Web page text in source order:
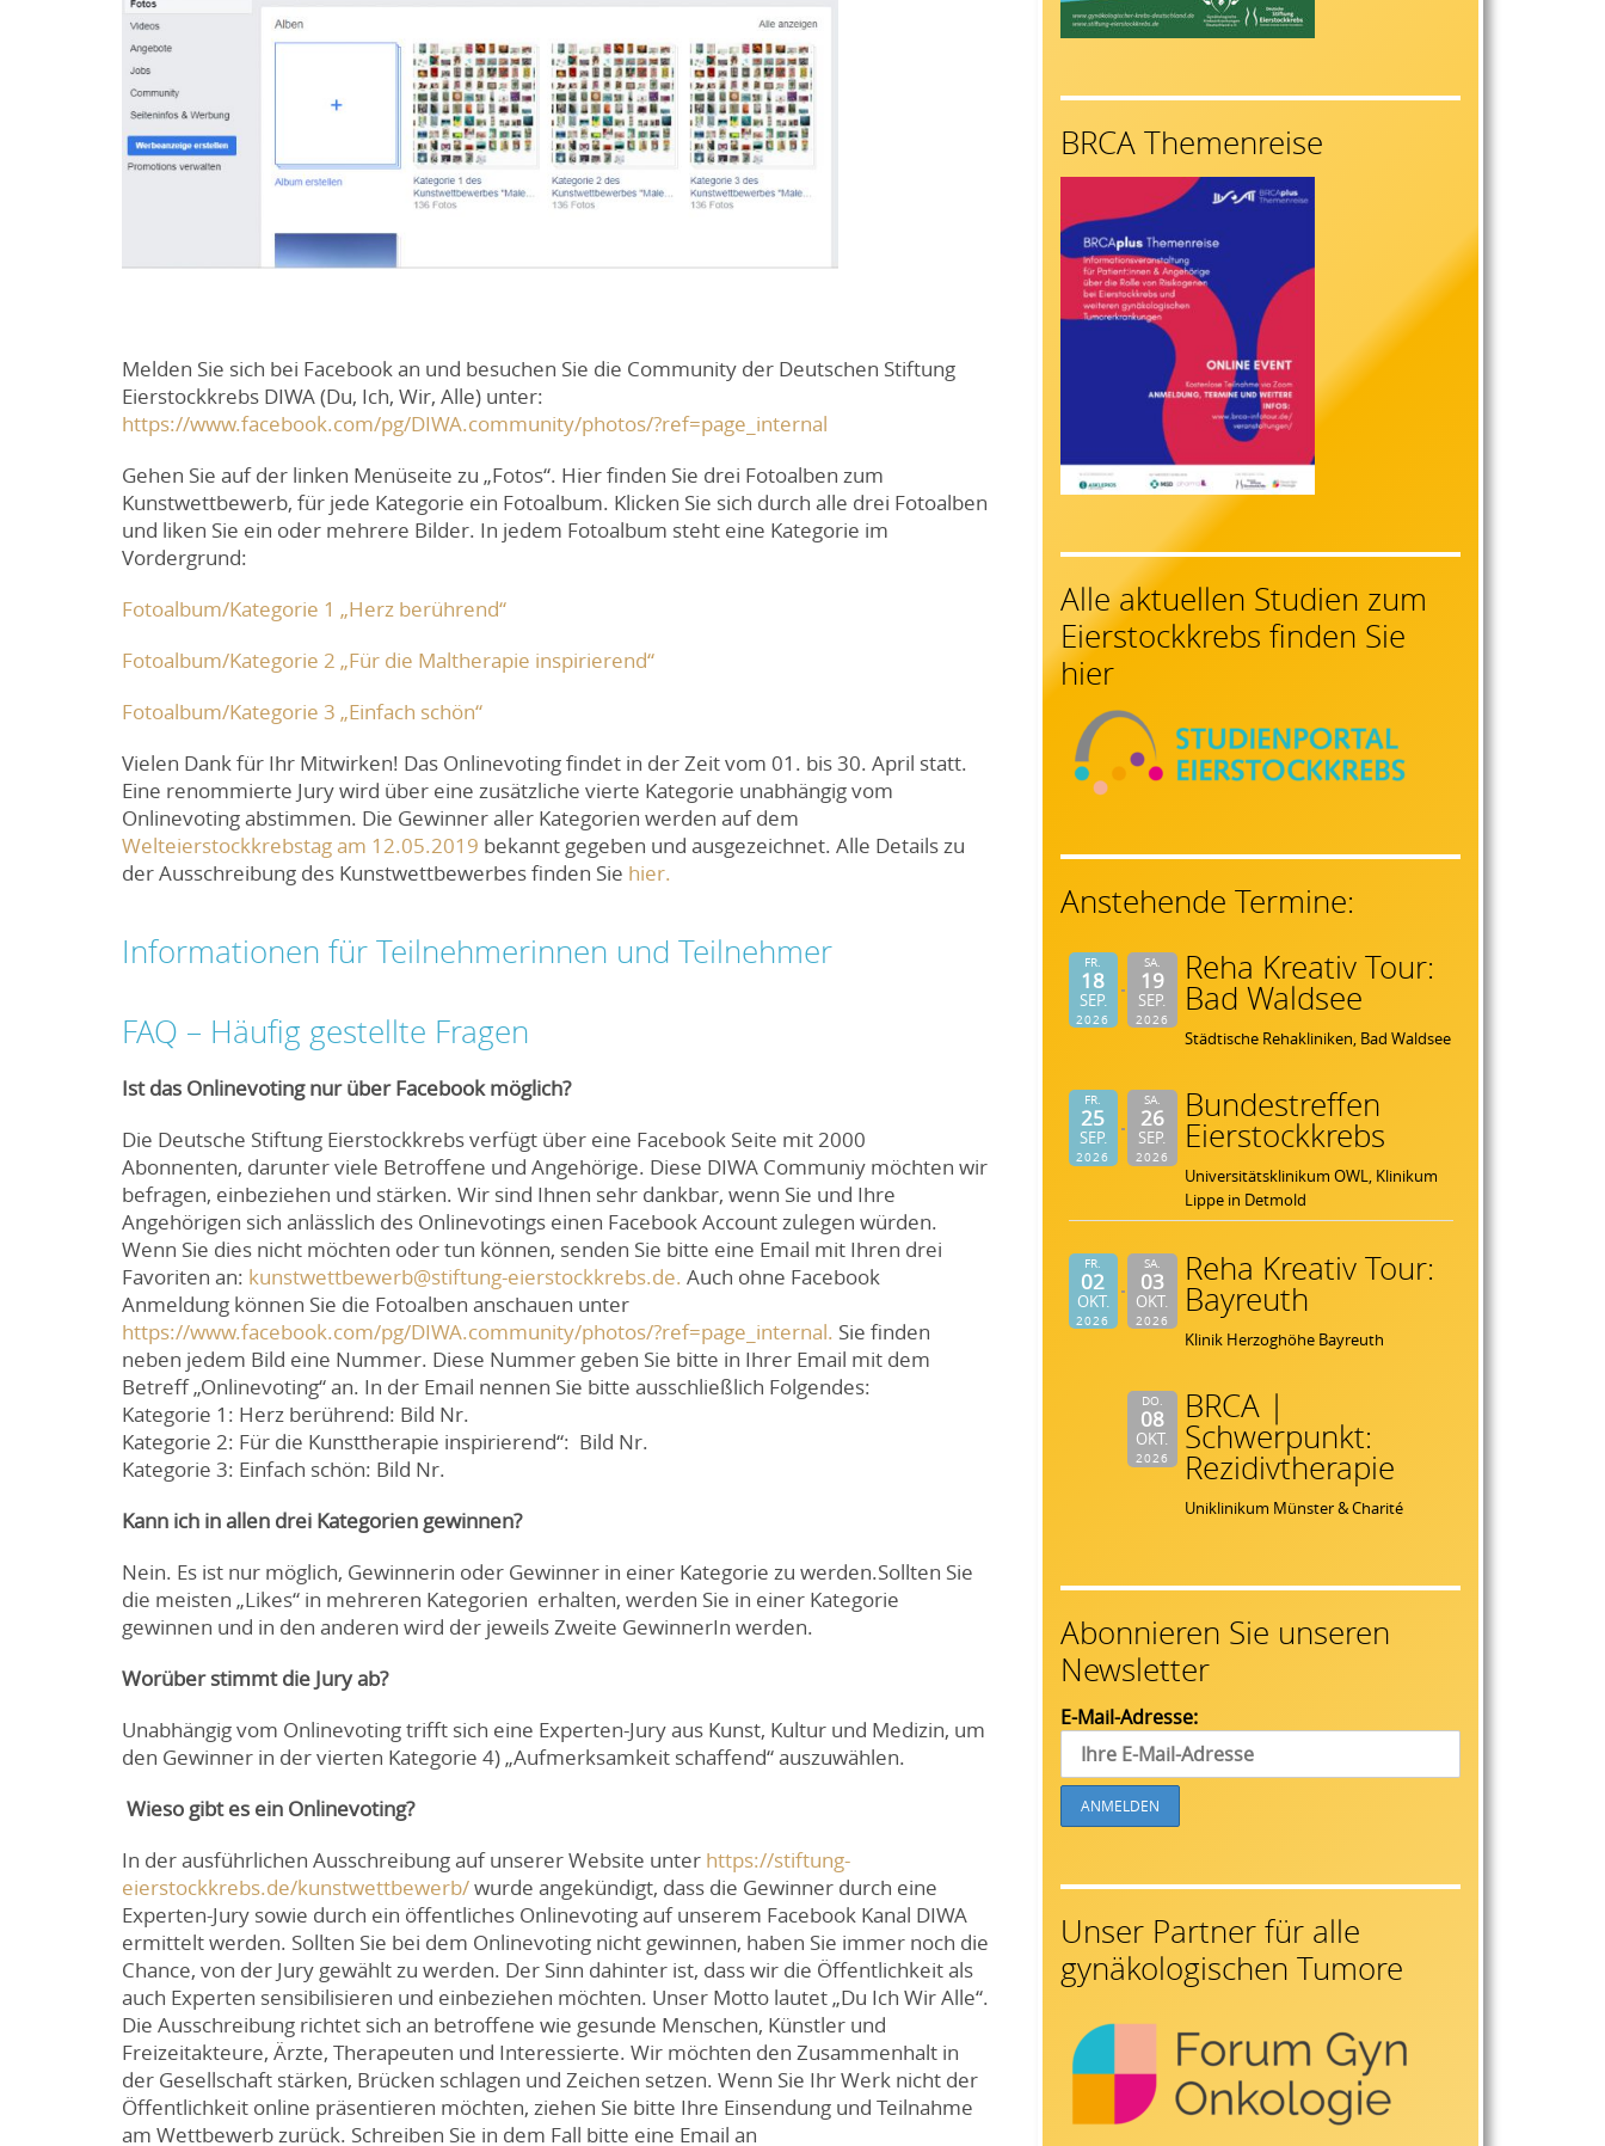
Melden Sie sich bei Facebook an und besuchen Sie die Community der Deutschen Stiftung
Eierstockkrebs DIWA (Du, Ich, Wir, Alle) unter:
https://www.facebook.com/pg/DIWA.community/photos/?ref=page_internal
Gehen Sie auf der linken Menüseite zu „Fotos“. Hier finden Sie drei Fotoalben zum
Kunstwettbewerb, für jede Kategorie ein Fotoalbum. Klicken Sie sich durch alle drei Fotoalben
und liken Sie ein oder mehrere Bilder. In jedem Fotoalbum steht eine Kategorie im
Vordergrund:
Fotoalbum/Kategorie 1 „Herz berührend“
Fotoalbum/Kategorie 2 „Für die Maltherapie inspirierend“
Fotoalbum/Kategorie 3 „Einfach schön“
Vielen Dank für Ihr Mitwirken! Das Onlinevoting findet in der Zeit vom 01. bis 30. April statt.
Eine renommierte Jury wird über eine zusätzliche vierte Kategorie unabhängig vom
Onlinevoting abstimmen. Die Gewinner aller Kategorien werden auf dem
Welteierstockkrebstag am 12.05.2019 bekannt gegeben und ausgezeichnet. Alle Details zu
der Ausschreibung des Kunstwettbewerbes finden Sie hier.
Informationen für Teilnehmerinnen und Teilnehmer
FAQ – Häufig gestellte Fragen
Ist das Onlinevoting nur über Facebook möglich?
Die Deutsche Stiftung Eierstockkrebs verfügt über eine Facebook Seite mit 2000
Abonnenten, darunter viele Betroffene und Angehörige. Diese DIWA Communiy möchten wir
befragen, einbeziehen und stärken. Wir sind Ihnen sehr dankbar, wenn Sie und Ihre
Angehörigen sich anlässlich des Onlinevotings einen Facebook Account zulegen würden.
Wenn Sie dies nicht möchten oder tun können, senden Sie bitte eine Email mit Ihren drei
Favoriten an: kunstwettbewerb@stiftung-eierstockkrebs.de. Auch ohne Facebook
Anmeldung können Sie die Fotoalben anschauen unter
https://www.facebook.com/pg/DIWA.community/photos/?ref=page_internal. Sie finden
neben jedem Bild eine Nummer. Diese Nummer geben Sie bitte in Ihrer Email mit dem
Betreff „Onlinevoting“ an. In der Email nennen Sie bitte ausschließlich Folgendes:
Kategorie 1: Herz berührend: Bild Nr.
Kategorie 2: Für die Kunsttherapie inspirierend“: Bild Nr.
Kategorie 3: Einfach schön: Bild Nr.
Kann ich in allen drei Kategorien gewinnen?
Nein. Es ist nur möglich, Gewinnerin oder Gewinner in einer Kategorie zu werden.Sollten Sie
die meisten „Likes“ in mehreren Kategorien erhalten, werden Sie in einer Kategorie
gewinnen und in den anderen wird der jeweils Zweite GewinnerIn werden.
Worüber stimmt die Jury ab?
Unabhängig vom Onlinevoting trifft sich eine Experten-Jury aus Kunst, Kultur und Medizin, um
den Gewinner in der vierten Kategorie 4) „Aufmerksamkeit schaffend“ auszuwählen.
Wieso gibt es ein Onlinevoting?
In der ausführlichen Ausschreibung auf unserer Website unter https://stiftung-
eierstockkrebs.de/kunstwettbewerb/wurde angekündigt, dass die Gewinner durch eine
Experten-Jury sowie durch ein öffentliches Onlinevoting auf unserem Facebook Kanal DIWA
ermittelt werden. Sollten Sie bei dem Onlinevoting nicht gewinnen, haben Sie immer noch die
Chance, von der Jury gewählt zu werden. Der Sinn dahinter ist, dass wir die Öffentlichkeit als
auch Experten sensibilisieren und einbeziehen möchten. Unser Motto lautet „Du Ich Wir Alle“.
Die Ausschreibung richtet sich an betroffene wie gesunde Menschen, Künstler und
Freizeitakteure, Ärzte, Therapeuten und Interessierte. Wir möchten den Zusammenhalt in
der Gesellschaft stärken, Brücken schlagen und Zeichen setzen. Wenn Sie Ihr Werk nicht der
Öffentlichkeit online präsentieren möchten, ziehen Sie bitte Ihre Einsendung und Teilnahme
am Wettbewerb zurück. Schreiben Sie in dem Fall bitte eine Email an
BRCA Themenreise
Alle aktuellen Studien zum
Eierstockkrebs finden Sie
hier
Anstehende Termine:
FR.
18
SEP.
2026
SA.
19
SEP.
2026
Reha Kreativ Tour:
Bad Waldsee
Städtische Rehakliniken, Bad Waldsee
FR.
25
SEP.
2026
SA.
26
SEP.
2026
Bundestreffen
Eierstockkrebs
Universitätsklinikum OWL, Klinikum
Lippe in Detmold
FR.
02
OKT.
2026
SA.
03
OKT.
2026
Reha Kreativ Tour:
Bayreuth
Klinik Herzoghöhe Bayreuth
DO.
08
OKT.
2026
BRCA |
Schwerpunkt:
Rezidivtherapie
Uniklinikum Münster & Charité
Abonnieren Sie unseren
Newsletter
E-Mail-Adresse:
Unser Partner für alle
gynäkologischen Tumore